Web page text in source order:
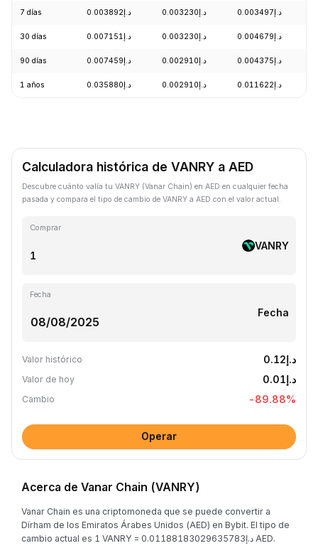
7 días د.إ0.003892 د.إ0.003230 د.إ0.003497
30 días د.إ0.007151 د.إ0.003230 د.إ0.004679
90 días د.إ0.007459 د.إ0.002910 د.إ0.004375
1 años د.إ0.035880 د.إ0.002910 د.إ0.011622
Calculadora histórica de VANRY a AED
Descubre cuánto valía tu VANRY (Vanar Chain) en AED en cualquier fecha
pasada y compara el tipo de cambio de VANRY a AED con el valor actual.
Comprar
VANRY
Fecha
Fecha
Valor histórico د.إ0.12
Valor de hoy د.إ0.01
Cambio -89.88%
Operar
Acerca de Vanar Chain (VANRY)
Vanar Chain es una criptomoneda que se puede convertir a
Dírham de los Emiratos Árabes Unidos (AED) en Bybit. El tipo de
cambio actual es 1 VANRY = د.إ0.01188183029635783 AED.